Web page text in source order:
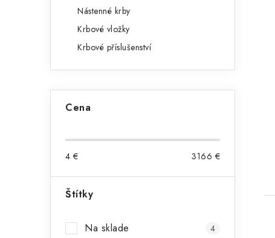
Nástenné krby
Krbové vložky
Krbové příslušenství
Cena
4 € 3166 €
Štítky
Na sklade 4